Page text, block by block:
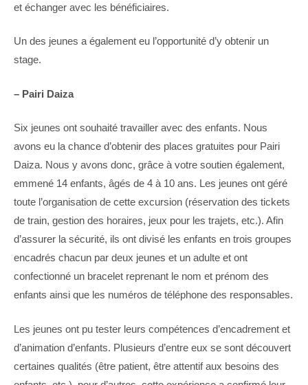
et échanger avec les bénéficiaires.
Un des jeunes a également eu l’opportunité d’y obtenir un
stage.
– Pairi Daiza
Six jeunes ont souhaité travailler avec des enfants. Nous
avons eu la chance d’obtenir des places gratuites pour Pairi
Daiza. Nous y avons donc, grâce à votre soutien également,
emmené 14 enfants, âgés de 4 à 10 ans. Les jeunes ont géré
toute l’organisation de cette excursion (réservation des tickets
de train, gestion des horaires, jeux pour les trajets, etc.). Afin
d’assurer la sécurité, ils ont divisé les enfants en trois groupes
encadrés chacun par deux jeunes et un adulte et ont
confectionné un bracelet reprenant le nom et prénom des
enfants ainsi que les numéros de téléphone des responsables.
Les jeunes ont pu tester leurs compétences d’encadrement et
d’animation d’enfants. Plusieurs d’entre eux se sont découvert
certaines qualités (être patient, être attentif aux besoins des